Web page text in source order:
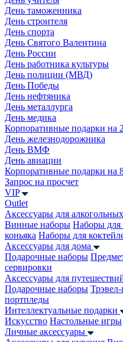
День таможенника
День строителя
День спорта
День Святого Валентина
День России
День работника культуры
День полиции (МВД)
День Победы
День нефтяника
День металлурга
День медика
Корпоративные подарки на
День железнодорожника
День ВМФ
День авиации
Корпоративные подарки на
Запрос на просчет
VIP
Outlet
Аксессуары для
Винные наборы Наборы для
коньяка Наборы для
Аксессуары для дома
Подарочные наборы
сервировки
Аксессуары для
Подарочные наборы
портпледы
Интеллектуальные подарки
Искусство Настольные игры
Личные аксессуары